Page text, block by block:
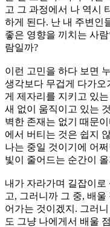
고 그 과정에서 나 역시
하게 된다. 난 내 주변인
좋은 영향을 끼치는 사
람일까?
이런 고민을 하다 보면
생각보다 무겁게 다가
게 제자리를 지키고 있
새 없이 움직이고 있는
벽한 존재는 없기 때문
에서 버티는 것은 쉽지
나는 중일 것이기에 어
빛이 줄어드는 순간이
내가 자라가며 길잡이로
고, 그러니까 그 중, 배
어가는 것이겠지. 그러
도 그냥 나에게서 배울